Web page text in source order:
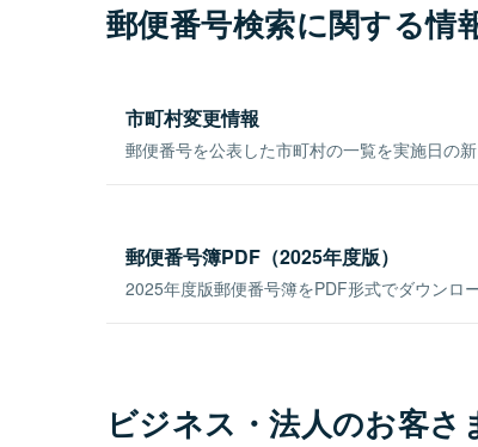
郵便番号検索に関する情
市町村変更情報
郵便番号を公表した市町村の一覧を実施日の
郵便番号簿PDF（2025年度版）
2025年度版郵便番号簿をPDF形式でダウンロ
ビジネス・法人のお客さ